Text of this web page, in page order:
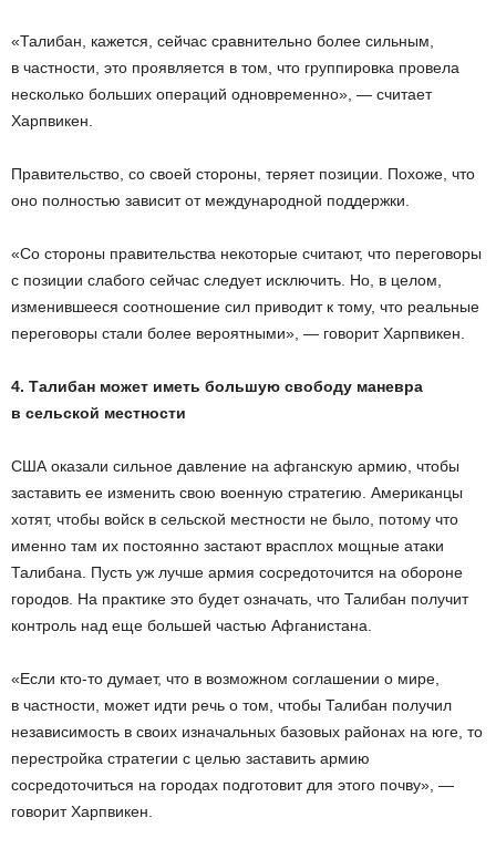
«Талибан, кажется, сейчас сравнительно более сильным,
в частности, это проявляется в том, что группировка провела
несколько больших операций одновременно», — считает
Харпвикен.
Правительство, со своей стороны, теряет позиции. Похоже, что
оно полностью зависит от международной поддержки.
«Со стороны правительства некоторые считают, что переговоры
с позиции слабого сейчас следует исключить. Но, в целом,
изменившееся соотношение сил приводит к тому, что реальные
переговоры стали более вероятными», — говорит Харпвикен.
4. Талибан может иметь большую свободу маневра
в сельской местности
США оказали сильное давление на афганскую армию, чтобы
заставить ее изменить свою военную стратегию. Американцы
хотят, чтобы войск в сельской местности не было, потому что
именно там их постоянно застают врасплох мощные атаки
Талибана. Пусть уж лучше армия сосредоточится на обороне
городов. На практике это будет означать, что Талибан получит
контроль над еще большей частью Афганистана.
«Если кто-то думает, что в возможном соглашении о мире,
в частности, может идти речь о том, чтобы Талибан получил
независимость в своих изначальных базовых районах на юге, то
перестройка стратегии с целью заставить армию
сосредоточиться на городах подготовит для этого почву», —
говорит Харпвикен.